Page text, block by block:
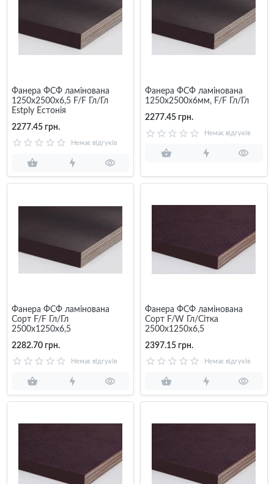
Фанера ФСФ ламінована
1250х2500х6,5 F/F Гл/Гл
Estply Естонія
2277.45 грн.
Немає відгуків
Фанера ФСФ ламінована
1250х2500х6мм, F/F Гл/Гл
2277.45 грн.
Немає відгуків
Фанера ФСФ ламінована
Сорт F/F Гл/Гл
2500х1250х6,5
2282.70 грн.
Немає відгуків
Фанера ФСФ ламінована
Сорт F/W Гл/Сітка
2500х1250х6,5
2397.15 грн.
Немає відгуків